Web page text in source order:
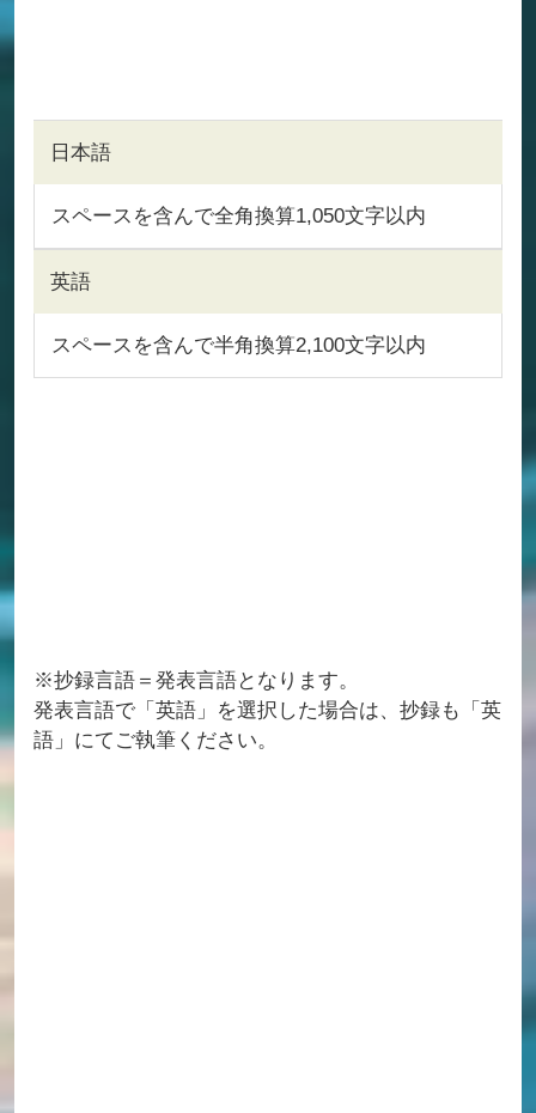
日本語
スペースを含んで全角換算1,050文字以内
英語
スペースを含んで半角換算2,100文字以内
※抄録言語＝発表言語となります。
発表言語で「英語」を選択した場合は、抄録も「英
語」にてご執筆ください。